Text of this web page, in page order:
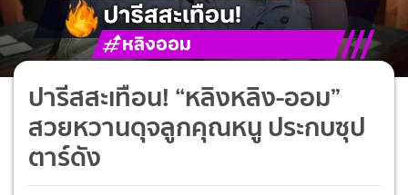
ปารีสสะเทือน! “หลิงหลิง-ออม”
สวยหวานดุจลูกคุณหนู ประกบซุป
ตาร์ดัง